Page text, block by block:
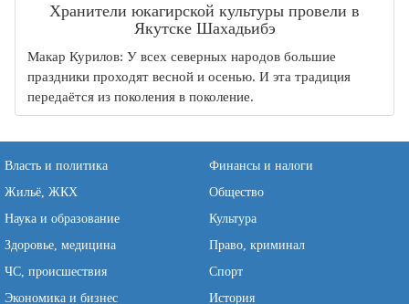
Хранители юкагирской культуры провели в
Якутске Шахадьибэ
Макар Курилов: У всех северных народов большие
праздники проходят весной и осенью. И эта традиция
передаётся из поколения в поколение.
Власть и политика
Финансы и налоги
Жильё, ЖКХ
Общество
Наука и образование
Культура
Здоровье, медицина
Право, криминал
ЧС, происшествия
Спорт
Экономика и бизнес
История